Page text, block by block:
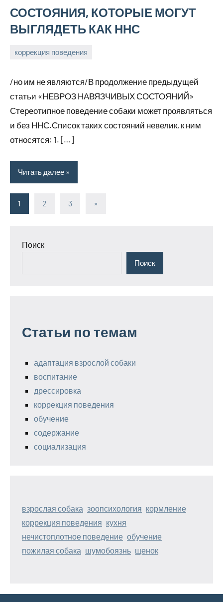
СОСТОЯНИЯ, КОТОРЫЕ МОГУТ
ВЫГЛЯДЕТЬ КАК ННС
коррекция поведения
2026
Анна
/но им не являются/В продолжение предыдущей
статьи «НЕВРОЗ НАВЯЗЧИВЫХ СОСТОЯНИЙ»
Стереотипное поведение собаки может проявляться
и без ННС.Список таких состояний невелик, к ним
относятся: 1. […]
Читать далее
Пагинация
1 2 3
Следующие
»
Поиск
Поиск
Статьи по темам
адаптация взрослой собаки
воспитание
дрессировка
коррекция поведения
обучение
содержание
социализация
взрослая собака зоопсихология кормление
коррекция поведения кухня
нечистоплотное поведение обучение
пожилая собака шумобоязнь щенок